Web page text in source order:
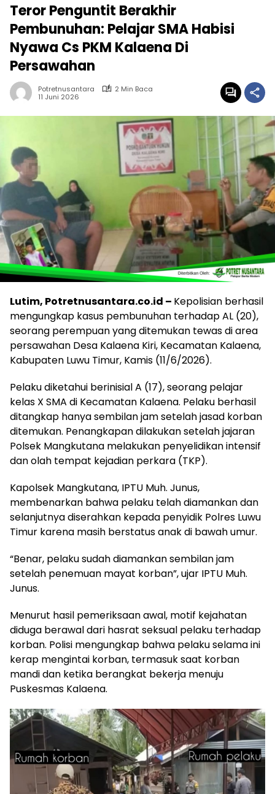
Teror Penguntit Berakhir
Pembunuhan: Pelajar SMA Habisi
Nyawa Cs PKM Kalaena Di
Persawahan
Potretnusantara
2 Min Baca
11 Juni 2026
Lutim, Potretnusantara.co.id – Kepolisian berhasil
mengungkap kasus pembunuhan terhadap AL (20),
seorang perempuan yang ditemukan tewas di area
persawahan Desa Kalaena Kiri, Kecamatan Kalaena,
Kabupaten Luwu Timur, Kamis (11/6/2026).
Pelaku diketahui berinisial A (17), seorang pelajar
kelas X SMA di Kecamatan Kalaena. Pelaku berhasil
ditangkap hanya sembilan jam setelah jasad korban
ditemukan. Penangkapan dilakukan setelah jajaran
Polsek Mangkutana melakukan penyelidikan intensif
dan olah tempat kejadian perkara (TKP).
Kapolsek Mangkutana, IPTU Muh. Junus,
membenarkan bahwa pelaku telah diamankan dan
selanjutnya diserahkan kepada penyidik Polres Luwu
Timur karena masih berstatus anak di bawah umur.
“Benar, pelaku sudah diamankan sembilan jam
setelah penemuan mayat korban”, ujar IPTU Muh.
Junus.
Menurut hasil pemeriksaan awal, motif kejahatan
diduga berawal dari hasrat seksual pelaku terhadap
korban. Polisi mengungkap bahwa pelaku selama ini
kerap mengintai korban, termasuk saat korban
mandi dan ketika berangkat bekerja menuju
Puskesmas Kalaena.